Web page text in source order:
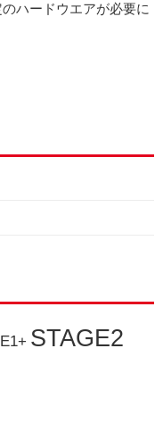
ハードウエアが必要に
STAGE2